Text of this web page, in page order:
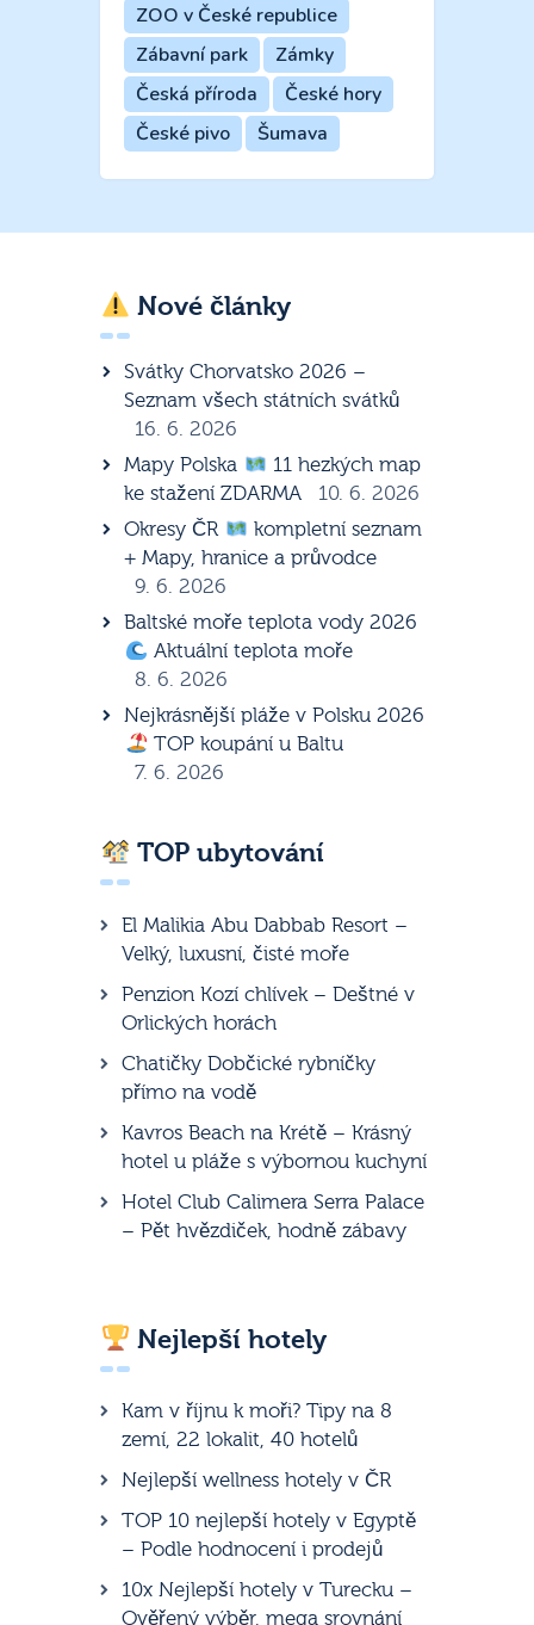
ZOO v České republice
Zábavní park
Zámky
Česká příroda
České hory
České pivo
Šumava
Nové články
Svátky Chorvatsko 2026 –
Seznam všech státních svátků
16. 6. 2026
Mapy Polska
11 hezkých map
ke stažení ZDARMA
10. 6. 2026
Okresy ČR
kompletní seznam
+ Mapy, hranice a průvodce
9. 6. 2026
Baltské moře teplota vody 2026
Aktuální teplota moře
8. 6. 2026
Nejkrásnější pláže v Polsku 2026
TOP koupání u Baltu
7. 6. 2026
TOP ubytování
El Malikia Abu Dabbab Resort –
Velký, luxusní, čisté moře
Penzion Kozí chlívek – Deštné v
Orlických horách
Chatičky Dobčické rybníčky
přímo na vodě
Kavros Beach na Krétě – Krásný
hotel u pláže s výbornou kuchyní
Hotel Club Calimera Serra Palace
– Pět hvězdiček, hodně zábavy
Nejlepší hotely
Kam v říjnu k moři? Tipy na 8
zemí, 22 lokalit, 40 hotelů
Nejlepší wellness hotely v ČR
TOP 10 nejlepší hotely v Egyptě
– Podle hodnocení i prodejů
10x Nejlepší hotely v Turecku –
Ověřený výběr, mega srovnání